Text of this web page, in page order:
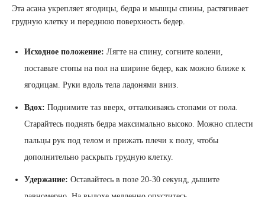
Эта асана укрепляет ягодицы, бедра и мышцы спины, растягивает
грудную клетку и переднюю поверхность бедер.
Исходное положение: Лягте на спину, согните колени,
поставьте стопы на пол на ширине бедер, как можно ближе к
ягодицам. Руки вдоль тела ладонями вниз.
Вдох: Поднимите таз вверх, отталкиваясь стопами от пола.
Старайтесь поднять бедра максимально высоко. Можно сплести
пальцы рук под телом и прижать плечи к полу, чтобы
дополнительно раскрыть грудную клетку.
Удержание: Оставайтесь в позе 20-30 секунд, дышите